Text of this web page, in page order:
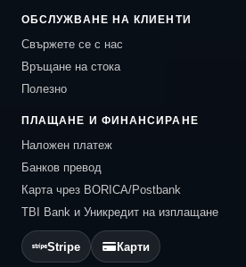
ОБСЛУЖВАНЕ НА КЛИЕНТИ
Свържете се с нас
Връщане на стока
Полезно
ПЛАЩАНЕ И ФИНАНСИРАНЕ
Наложен платеж
Банков превод
Карта чрез BORICA/Postbank
TBI Bank и Уникредит на изплащане
Stripe Карти